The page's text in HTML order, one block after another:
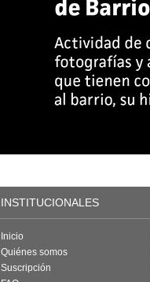
INSTITUCIONALES
Inicio
Quiénes somos
Suscripción